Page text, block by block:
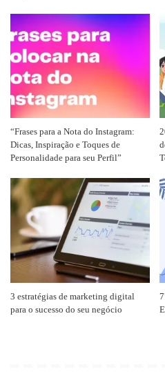
“Frases para a Nota do Instagram:
Dicas, Inspiração e Toques de
Personalidade para seu Perfil”
3 estratégias de marketing digital
para o sucesso do seu negócio